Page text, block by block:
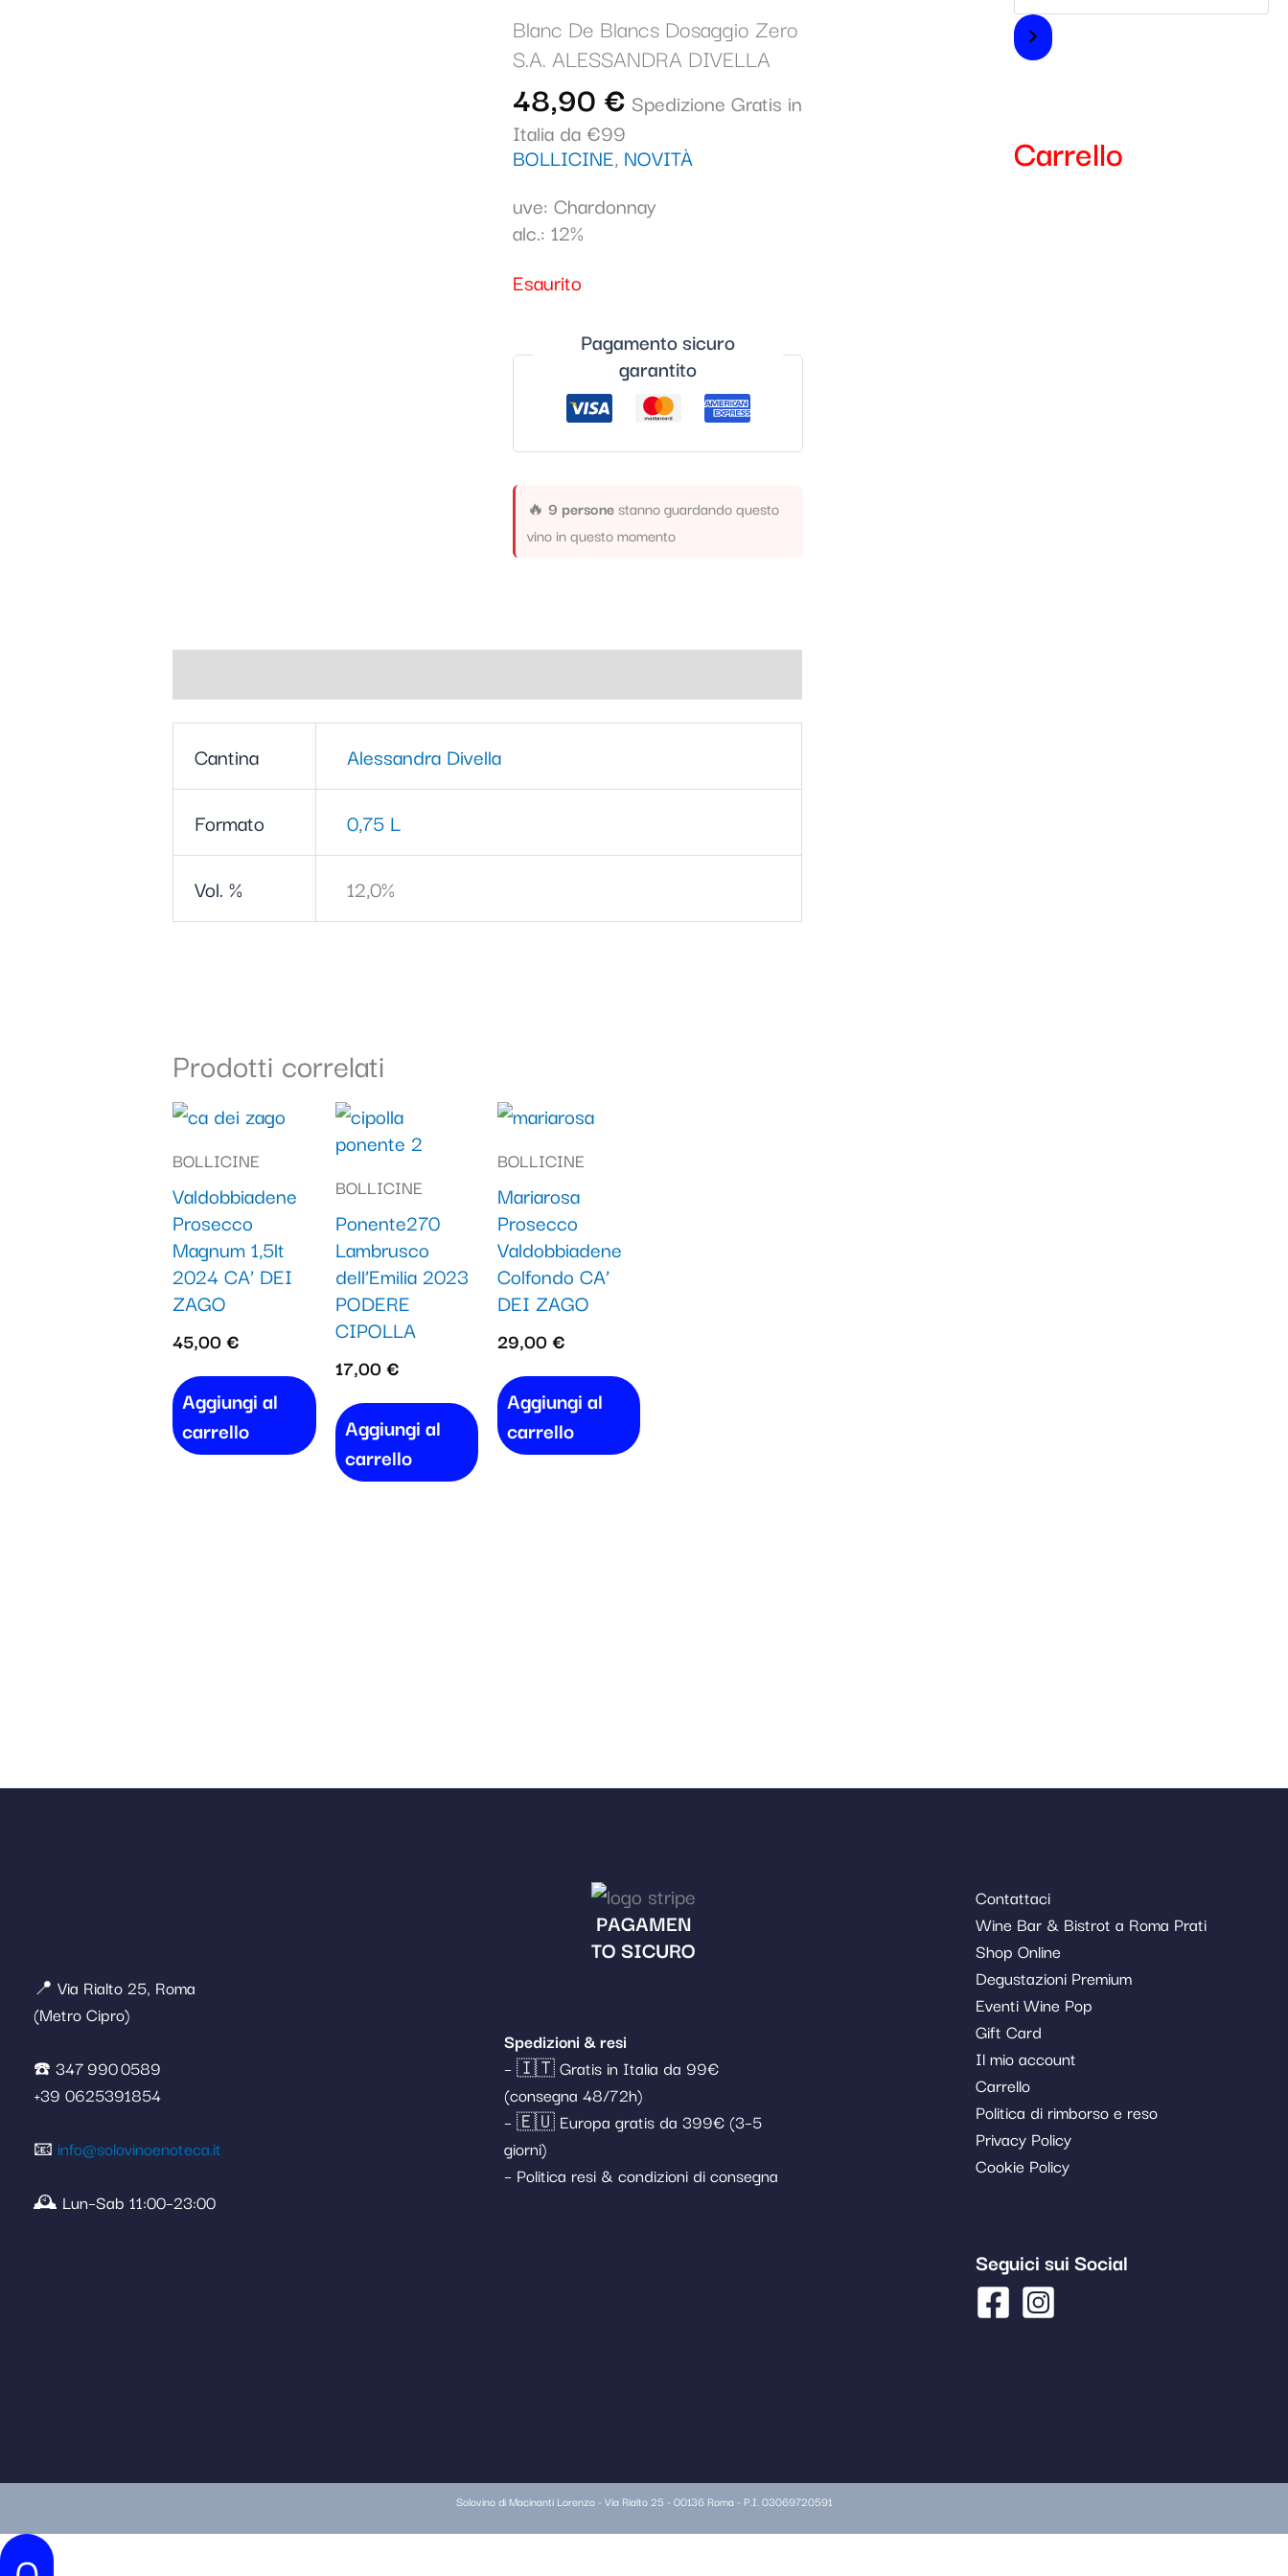
Blanc De Blancs Dosaggio Zero
S.A. ALESSANDRA DIVELLA
48,90 € Spedizione Gratis in
Italia da €99
BOLLICINE, NOVITÀ
uve: Chardonnay
alc.: 12%
Esaurito
Pagamento sicuro
garantito
🔥9 personestanno guardando questo
vino in questo momento
Cantina Alessandra Divella
Formato 0,75 L
Vol. % 12,0%
Prodotti correlati
BOLLICINE
Valdobbiadene
Prosecco
Magnum 1,5lt
2024 CA’ DEI
ZAGO
45,00€
Aggiungi al
carrello
BOLLICINE
Ponente270
Lambrusco
dell’Emilia 2023
PODERE
CIPOLLA
17,00€
Aggiungi al
carrello
BOLLICINE
Mariarosa
Prosecco
Valdobbiadene
Colfondo CA’
DEI ZAGO
29,00€
Aggiungi al
carrello
i
Carrello
📍 Via Rialto 25, Roma
(Metro Cipro)
☎️ 347 990 0589
+39 0625391854
📧 info@solovinoenoteca.it
🕰️ Lun–Sab 11:00–23:00
PAGAMEN
TO SICURO
Spedizioni & resi
– 🇮🇹 Gratis in Italia da 99€
(consegna 48/72h)
– 🇪🇺 Europa gratis da 399€ (3–5
giorni)
– Politica resi & condizioni di consegna
Contattaci
Wine Bar & Bistrot a Roma Prati
Shop Online
Degustazioni Premium
Eventi Wine Pop
Gift Card
Il mio account
Carrello
Politica di rimborso e reso
Privacy Policy
Cookie Policy
Seguici sui Social
Solovino di Macinanti Lorenzo - Via Rialto 25 - 00136 Roma - P.I. 03069720591